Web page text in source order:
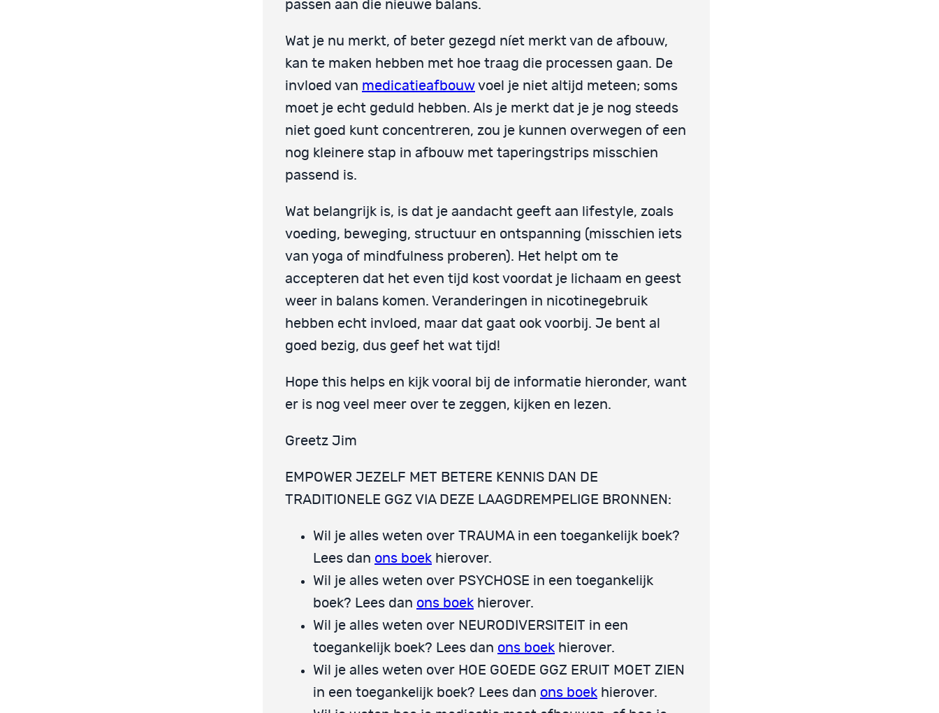
passen aan die nieuwe balans.
Wat je nu merkt, of beter gezegd níet merkt van de afbouw,
kan te maken hebben met hoe traag die processen gaan. De
invloed van medicatieafbouw voel je niet altijd meteen; soms
moet je echt geduld hebben. Als je merkt dat je je nog steeds
niet goed kunt concentreren, zou je kunnen overwegen of een
nog kleinere stap in afbouw met taperingstrips misschien
passend is.
Wat belangrijk is, is dat je aandacht geeft aan lifestyle, zoals
voeding, beweging, structuur en ontspanning (misschien iets
van yoga of mindfulness proberen). Het helpt om te
accepteren dat het even tijd kost voordat je lichaam en geest
weer in balans komen. Veranderingen in nicotinegebruik
hebben echt invloed, maar dat gaat ook voorbij. Je bent al
goed bezig, dus geef het wat tijd!
Hope this helps en kijk vooral bij de informatie hieronder, want
er is nog veel meer over te zeggen, kijken en lezen.
Greetz Jim
EMPOWER JEZELF MET BETERE KENNIS DAN DE
TRADITIONELE GGZ VIA DEZE LAAGDREMPELIGE BRONNEN:
Wil je alles weten over TRAUMA in een toegankelijk boek?
Lees dan ons boek hierover.
Wil je alles weten over PSYCHOSE in een toegankelijk
boek? Lees dan ons boek hierover.
Wil je alles weten over NEURODIVERSITEIT in een
toegankelijk boek? Lees dan ons boek hierover.
Wil je alles weten over HOE GOEDE GGZ ERUIT MOET ZIEN
in een toegankelijk boek? Lees dan ons boek hierover.